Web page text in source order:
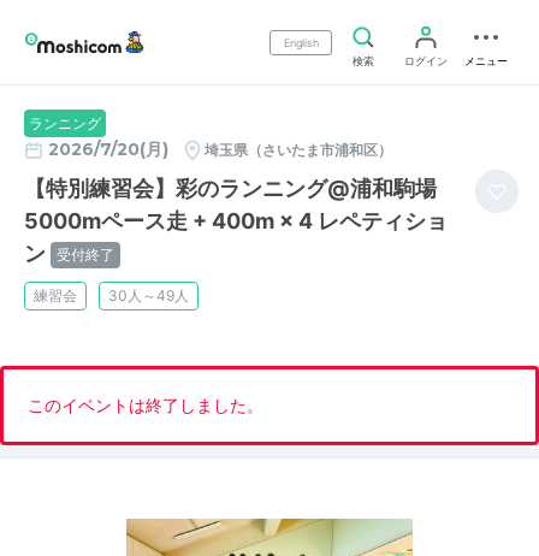
English
検索
ログイン メニュー
ランニング
2026/7/20(月) 埼玉県（さいたま市浦和区）
【特別練習会】彩のランニング@浦和駒場
5000mペース走 + 400m × 4 レペティショ
ン 受付終了
練習会 30人～49人
このイベントは終了しました。